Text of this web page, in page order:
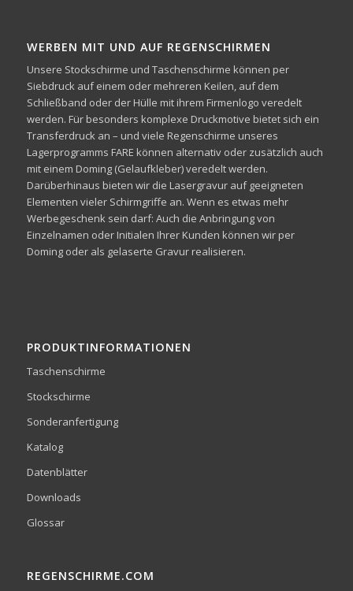
WERBEN MIT UND AUF REGENSCHIRMEN
Unsere Stockschirme und Taschenschirme können per
Siebdruck auf einem oder mehreren Keilen, auf dem
Schließband oder der Hülle mit ihrem Firmenlogo veredelt
werden. Für besonders komplexe Druckmotive bietet sich ein
Transferdruck an – und viele Regenschirme unseres
Lagerprogramms FARE können alternativ oder zusätzlich auch
mit einem Doming (Gelaufkleber) veredelt werden.
Darüberhinaus bieten wir die Lasergravur auf geeigneten
Elementen vieler Schirmgriffe an. Wenn es etwas mehr
Werbegeschenk sein darf: Auch die Anbringung von
Einzelnamen oder Initialen Ihrer Kunden können wir per
Doming oder als gelaserte Gravur realisieren.
PRODUKTINFORMATIONEN
Taschenschirme
Stockschirme
Sonderanfertigung
Katalog
Datenblätter
Downloads
Glossar
REGENSCHIRME.COM